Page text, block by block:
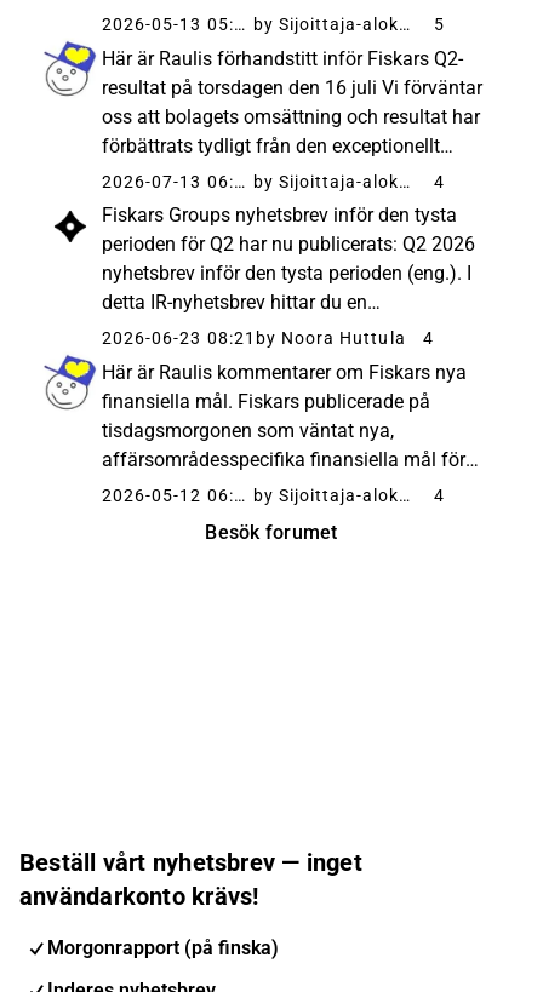
2026–30, både för de två divisionerna
separat och för koncernen. Målen var ungefär
i linje med våra förväntningar och medför ...
2026-05-13 05:50 by Sijoittaja-alokas 5
Här är Raulis förhandstitt inför Fiskars Q2-
resultat på torsdagen den 16 juli Vi förväntar
oss att bolagets omsättning och resultat har
förbättrats tydligt från den exceptionellt
svaga jämförelseperioden. Fiskars-segmentet
stöds av nya produkter och en underlättad
tullsituation. ...
2026-07-13 06:17 by Sijoittaja-alokas 4
Fiskars Groups nyhetsbrev inför den tysta
perioden för Q2 har nu publicerats: Q2 2026
nyhetsbrev inför den tysta perioden (eng.). I
detta IR-nyhetsbrev hittar du en
sammanfattning av kvartalets centrala teman
och höjdpunkter. Du kan även prenumerera på
nyhetsbreven via e-post på:...
2026-06-23 08:21 by Noora Huttula 4
Här är Raulis kommentarer om Fiskars nya
finansiella mål. Fiskars publicerade på
tisdagsmorgonen som väntat nya,
affärsområdesspecifika finansiella mål för
åren 2026–2030 i detta meddelande. De nya
operationellt självständiga segmenten ...
2026-05-12 06:08 by Sijoittaja-alokas 4
Besök forumet
Beställ vårt nyhetsbrev — inget
användarkonto krävs!
Morgonrapport (på finska)